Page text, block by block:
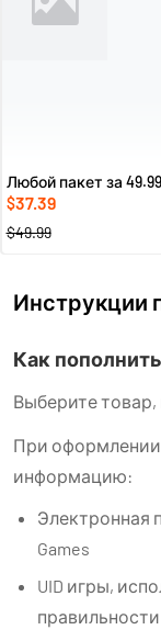
Любой пакет за 49.99
$37.39
$49.99
Инструкции
Как пополнить
Выберите товар,
При
информацию:
Электронная
Games
UID игры,